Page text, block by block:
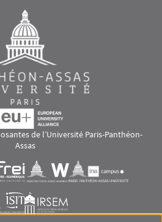
de l’Université Paris-Panthéon-
Assas
Visuel svgVisuel svg
svgVisuel svg